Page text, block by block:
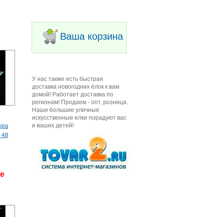
Ваша корзина
У нас также есть быстрая
доставка новогодних ёлок к вам
домой! Работает доставка по
регионам! Продаем - опт, розница.
Наши большие уличные
искусственные елки порадуют вас
и ваших детей!
48